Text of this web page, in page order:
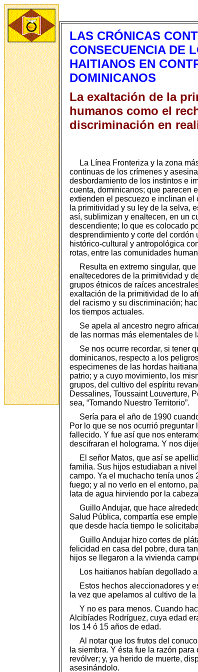
LAS CRÓNICAS
CONSECUENCIA DE
HAITIANOS EN
DOMINICANOS
La exaltación de la
humanos como el
discriminación en
La Línea Fronteriza y la zona
continuas de los crímenes y
desbordamiento de los instintos e
cuenta, dominicanos; que parecen
extienden el pescuezo e inclinan el
la primitividad y su ley de la selva,
así, sublimizan y enaltecen, en un
descendiente; lo que es colocado
desprendimiento y corte del
histórico-cultural y antropológica
rotas, entre las comunidades
Resulta en extremo singular,
enaltecedores de la primitividad y
grupos étnicos de raíces
exaltación de la primitividad de lo
del racismo y su discriminación;
los tiempos actuales.
Se apela al ancestro negro
de las normas más elementales de
Se nos ocurre recordar, si tener
dominicanos, respecto a los
especimenes de las hordas
patrio; y a cuyo movimiento, los
grupos, del cultivo del espíritu
Dessalines, Toussaint Louverture,
sea, “Tomando Nuestro Territorio”.
Sería para el año de 1990
Por lo que se nos ocurrió
fallecido. Y fue así que nos
descifraran el holograma. Y nos
El señor Matos, que así se
familia. Sus hijos estudiaban a
campo. Ya el muchacho tenía unos
fuego; y al no verlo en el entorno,
lata de agua hirviendo por la
Guillo Andujar, que hace
Salud Pública, compartía ese
que desde hacía tiempo le
Guillo Andujar hizo cortes de
felicidad en casa del pobre, dura
hijos se llegaron a la vivienda
Los haitianos habían degollado
Estos hechos aleccionadores y
la vez que apelamos al cultivo de
Y no es para menos. Cuando
Alcibíades Rodríguez, cuya edad
los 14 ó 15 años de edad.
Al notar que los frutos del
la siembra. Y ésta fue la razón
revólver; y, ya herido de muerte,
asesinándolo.